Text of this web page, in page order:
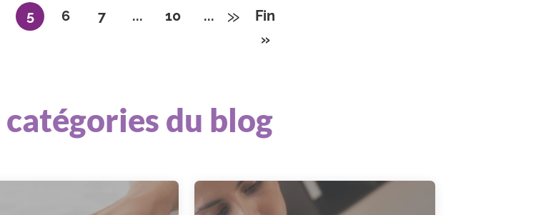
5 6 7 ... 10 ... »
Fin
»
catégories du blog